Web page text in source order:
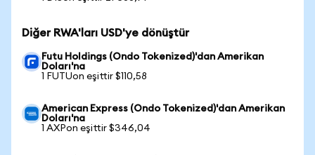
Diğer RWA'ları USD'ye dönüştür
Futu Holdings (Ondo Tokenized)'dan Amerikan
Doları'na
1 FUTUon eşittir $110,58
American Express (Ondo Tokenized)'dan Amerikan
Doları'na
1 AXPon eşittir $346,04